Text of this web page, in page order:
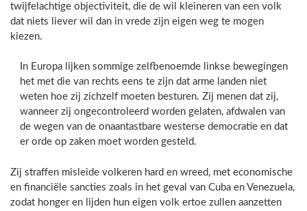
twijfelachtige objectiviteit, die de wil kleineren van een volk
dat niets liever wil dan in vrede zijn eigen weg te mogen
kiezen.
In Europa lijken sommige zelfbenoemde linkse bewegingen
het met die van rechts eens te zijn dat arme landen niet
weten hoe zij zichzelf moeten besturen. Zij menen dat zij,
wanneer zij ongecontroleerd worden gelaten, afdwalen van
de wegen van de onaantastbare westerse democratie en dat
er orde op zaken moet worden gesteld.
Zij straffen misleide volkeren hard en wreed, met economische
en financiële sancties zoals in het geval van Cuba en Venezuela,
zodat honger en lijden hun eigen volk ertoe zullen aanzetten